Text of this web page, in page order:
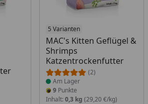
5 Varianten
MAC's Kitten Geflügel &
Shrimps
Katzentrockenfutter
(2)
Produkt am Lager
Am Lager
9Punkte
Inhalt: 0,3 kg (29,20 €/kg)